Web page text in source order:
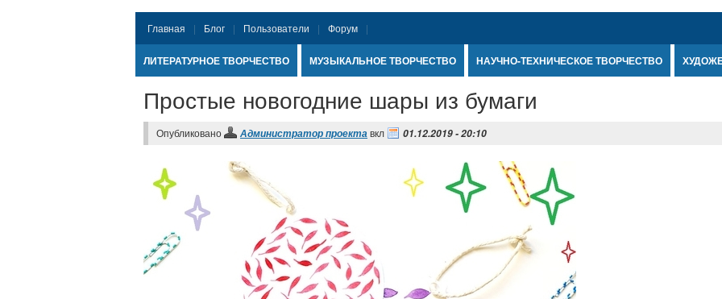
Главная Блог Пользователи Форум
ЛИТЕРАТУРНОЕ ТВОРЧЕСТВО МУЗЫКАЛЬНОЕ ТВОРЧЕСТВО НАУЧНО-ТЕХНИЧЕСКОЕ ТВОРЧЕСТВО
Простые новогодние шары из бумаги
Опубликовано Администратор проектавкл 01.12.2019 - 20:10